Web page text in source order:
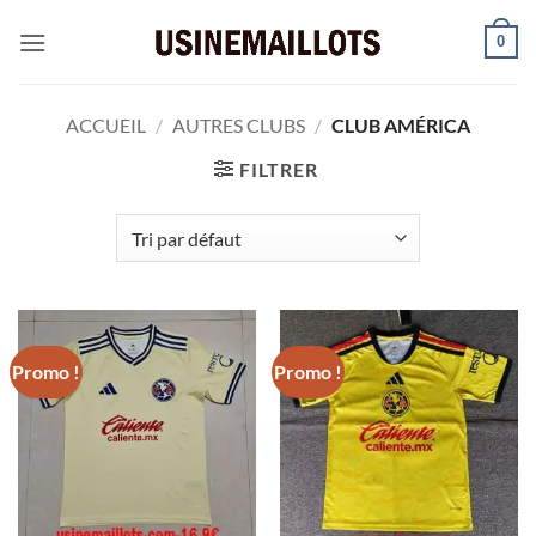
0
ACCUEIL / AUTRES CLUBS / CLUB AMÉRICA
FILTRER
Promo ! Promo !